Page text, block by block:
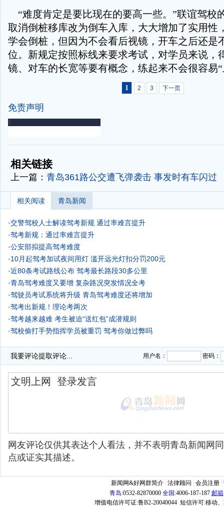
“难度肯定是要比现在的要高一些。”联谊驾校
取消倒桩移库改为倒车入库，大大增加了实用性
学会倒桩，但因为不会看后视镜，开车之后还是
位。新规定按照标线来要求考试，对学员来说，
镜、对车的长宽等要有概念，练起来不会很容易
1 2 3 下一页
免责声明
-
相关链接
上一篇： 青岛361路公交遭飞弹袭击 事发时有车闪过
相关阅读 青岛新闻
·交警驾校人士解读驾考新规 通过率难言提升
·驾考新规：通过率难言提升
·公安部拟提高驾考难度
·10月起驾考加试夜间用灯 滥开远光灯扣分罚200元
·近80条考试路线公布 驾考最长路段30多公里
·青岛驾考难度又要增 复杂路况突发情况全考
·驾驶员考试系统将升级 青岛驾考难度还将增加
·驾考出新规！理论考两次
·驾考越来越难 考生被迫“送红包”成潜规则
·驾校偷打手势指挥学员被重罚 驾考你做过弊吗
我要评论提取评论... 用户名： 密码：
网友评论仅供其表达个人看法，并不表明青岛新闻网
点或证实其描述。